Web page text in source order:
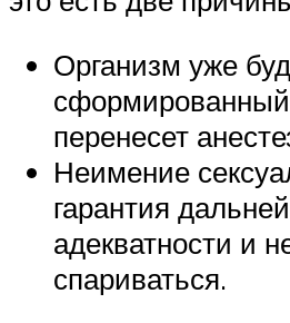
Организм уже
перенесет
Неимение
гарантия
адекватности и
спариваться.